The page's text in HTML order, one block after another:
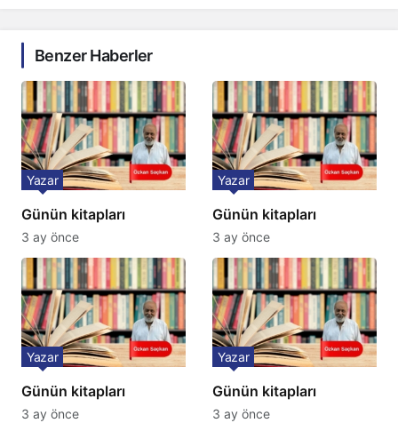
Benzer Haberler
Günün kitapları
Yazar
3 ay önce
Günün kitapları
Yazar
3 ay önce
Günün kitapları
Yazar
3 ay önce
Günün kitapları
Yazar
3 ay önce